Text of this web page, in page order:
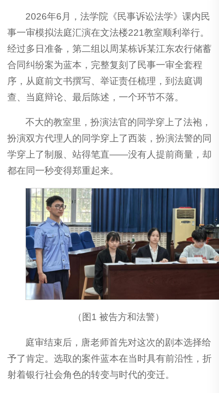
2026年6月，法学院《民事诉讼法学》课内民
事一审模拟法庭汇演在文法楼221教室顺利举行。
经过多日准备，第二组以周某栋诉某江东农行储蓄
合同纠纷案为蓝本，完整复刻了民事一审全套程
序，从庭前文书撰写、举证责任梳理，到法庭调
查、当庭辩论、最后陈述，一个环节不落。
不大的教室里，扮演法官的同学穿上了法袍，
扮演双方代理人的同学穿上了西装，扮演法警的同
学穿上了制服、站得笔直——没有人提前商量，却
都在同一秒变得郑重起来。
（图1 被告方和法警）
庭审结束后，唐老师首先对这次的剧本选择给
予了肯定。选取的案件蓝本在当时具有前沿性，折
射着银行社会角色的转变与时代的变迁。